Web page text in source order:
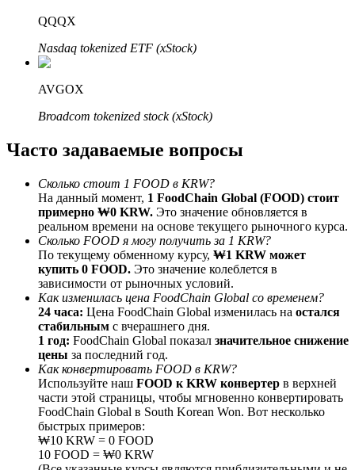
Реферал
Пригласите друга, чтобы получить денежные
вознаграждения
Deposit CASHCAT & Win
QQQX
Nasdaq tokenized ETF (xStock)
AVGOX
Broadcom tokenized stock (xStock)
Часто задаваемые вопросы
Сколько стоит 1 FOOD в KRW?
На данный момент, 1 FoodChain Global (FOOD) стоит
примерно ₩0 KRW. Это значение обновляется в
реальном времени на основе текущего рыночного курса.
Сколько FOOD я могу получить за 1 KRW?
По текущему обменному курсу, ₩1 KRW может
купить 0 FOOD. Это значение колеблется в
зависимости от рыночных условий.
Как изменилась цена FoodChain Global со временем?
24 часа: Цена FoodChain Global изменилась на остался
стабильным с вчерашнего дня.
1 год: FoodChain Global показал значительное снижение
цены за последний год.
Как конвертировать FOOD в KRW?
Используйте наш FOOD к KRW конвертер в верхней
части этой страницы, чтобы мгновенно конвертировать
FoodChain Global в South Korean Won. Вот несколько
быстрых примеров:
₩10 KRW = 0 FOOD
10 FOOD = ₩0 KRW